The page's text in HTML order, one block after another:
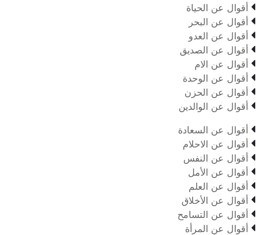
 أقوال عن الحياة
 أقوال عن البحر
 أقوال عن العدو
 أقوال عن الصديق
 أقوال عن الام
 أقوال عن الوحدة
 أقوال عن الحزن
 أقوال عن الوالدين
 أقوال عن السعادة
 أقوال عن الاحلام
 أقوال عن النفس
 أقوال عن الأمل
 أقوال عن العلم
 أقوال عن الأخلاق
 أقوال عن التسامح
 أقوال عن المرأة